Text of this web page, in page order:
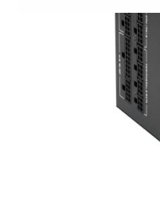
ΟΙΚΙΑΚΕΣ ΣΥΣΚΕΥΕΣ
ΠΡΟΣΩΠΙΚΗ ΦΡΟΝΤΙΔΑ